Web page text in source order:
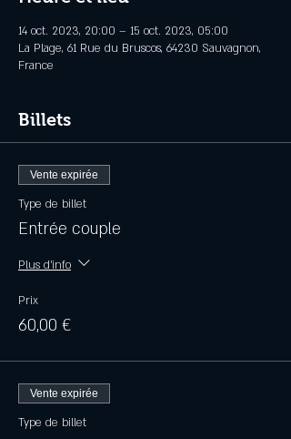
14 oct. 2023, 20:00 – 15 oct. 2023, 05:00
La Plage, 61 Rue du Bruscos, 64230 Sauvagnon,
France
Billets
Vente expirée
Type de billet
Entrée couple
Plus d'info
Prix
60,00 €
Vente expirée
Type de billet